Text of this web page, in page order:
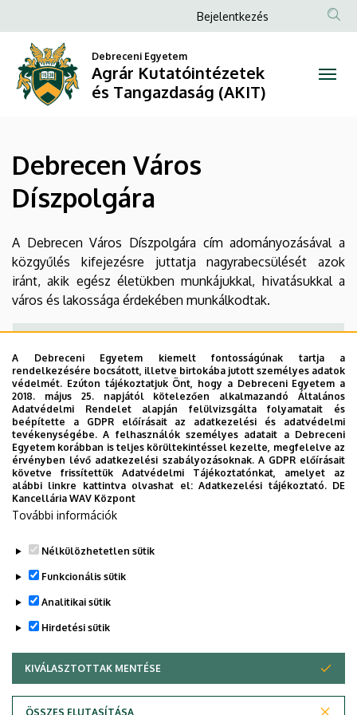
Város
Díszpolgára
Agrár
Kutatóintézetek
és
Tangazdaság
(AKIT)
a
tartalomra
Anonim
fiók
menüje
Bejelentkezés
Debreceni Egyetem
Agrár Kutatóintézetek
és Tangazdaság (AKIT)
Debrecen Város
Díszpolgára
A Debrecen Város Díszpolgára cím adományozásával a
közgyűlés kifejezésre juttatja nagyrabecsülését azok
iránt, akik egész életükben munkájukkal, hivatásukkal a
város és lakossága érdekében munkálkodtak.
Dr. Nagy János
Beosztás: egyetemi
tanár, centrumelnök
Szervezet:Agrár- és
Gazdálkodástudományok
Centruma
Adományozás éve:
Legutóbbi frissítés: 2023. 03. 06. 16:20
Adatvédelem
A Debreceni Egyetem kiemelt fontosságúnak tartja a
rendelkezésére bocsátott, illetve birtokába jutott személyes adatok
védelmét. Ezúton tájékoztatjuk Önt, hogy a Debreceni Egyetem a
2018. május 25. napjától kötelezően alkalmazandó Általános
Adatvédelmi Rendelet alapján felülvizsgálta folyamatait és
beépítette a GDPR előírásait az adatkezelési és adatvédelmi
tevékenységébe. A felhasználók személyes adatait a Debreceni
Egyetem korábban is teljes körültekintéssel kezelte, megfelelve az
érvényben lévő adatkezelési szabályozásoknak. A GDPR előírásait
követve frissítettük Adatvédelmi Tájékoztatónkat, amelyet az
alábbi linkre kattintva olvashat el:Adatkezelési tájékoztató. DE
Kancellária WAV Központ
További információk
Nélkülözhetetlen sütik
Funkcionális sütik
Analitikai sütik
Hirdetési sütik
KIVÁLASZTOTTAK MENTÉSE
ÖSSZES ELUTASÍTÁSA
WITHDRAW CONSENT